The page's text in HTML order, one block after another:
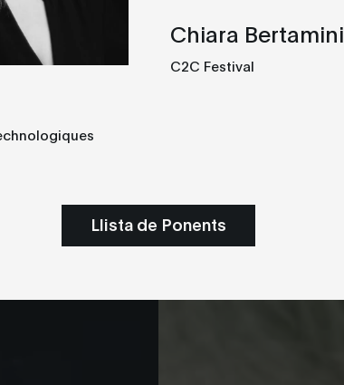
Chiara Bertamini
C2C Festival
Llista de Ponents